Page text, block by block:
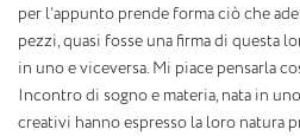
per l’appunto prende forma ciò che
pezzi, quasi fosse una firma di questa
in uno e viceversa. Mi piace pensarla
Incontro di sogno e materia, nata in
creativi hanno espresso la loro natura